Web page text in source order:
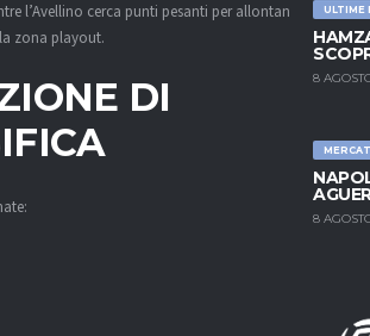
ULTIME
8
8
l’Avellino cerca punti pesanti per allontanarsi
zona playout.
DI